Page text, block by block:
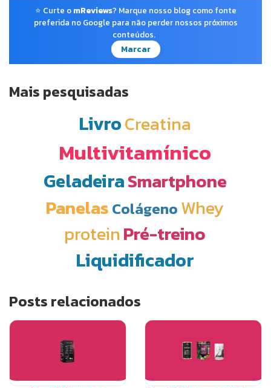
⭐ Curte o mReviews? Marque nosso blog como fonte
preferida no Google para não perder nossos próximos
conteúdos.
Marcar
Mais pesquisadas
LivroCreatina
Multivitamínico
GeladeiraSmartphone
Panelas Colágeno Whey
proteinPré-treino
Liquidificador
Posts relacionados